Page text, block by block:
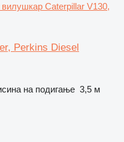
вилушкар Caterpillar V130,
Perkins Diesel
на подигање 3,5 м